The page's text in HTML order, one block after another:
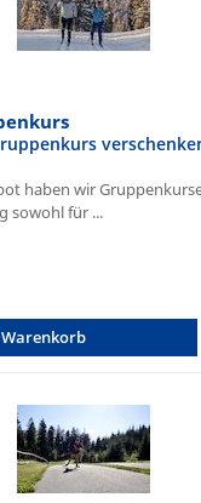
haben wir
sowohl für ...